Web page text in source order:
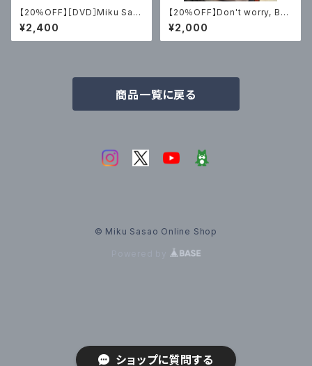
ショップに質問する
【20％OFF】［DVD］Miku Sas
ao「She was a girl」release
tour 2022 at三軒茶屋GrapeF
ruitMoon
¥2,400
【20％OFF】Don't worry, Be
happy 2way bag
¥2,000
商品一覧に戻る
© Miku Sasao Online Shop